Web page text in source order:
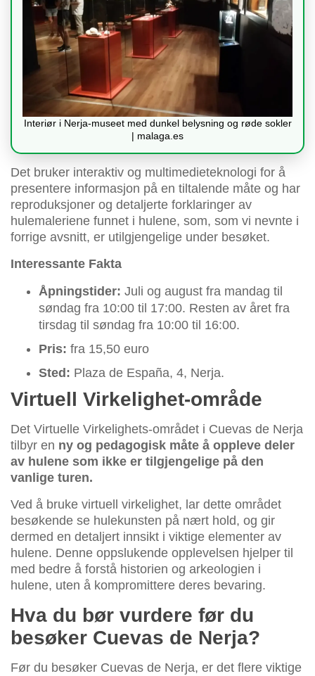
Interiør i Nerja-museet med dunkel belysning og røde sokler
| malaga.es
Det bruker interaktiv og multimedieteknologi for å
presentere informasjon på en tiltalende måte og har
reproduksjoner og detaljerte forklaringer av
hulemaleriene funnet i hulene, som, som vi nevnte i
forrige avsnitt, er utilgjengelige under besøket.
Interessante Fakta
Åpningstider: Juli og august fra mandag til
søndag fra 10:00 til 17:00. Resten av året fra
tirsdag til søndag fra 10:00 til 16:00.
Pris: fra 15,50 euro
Sted: Plaza de España, 4, Nerja.
Virtuell Virkelighet-område
Det Virtuelle Virkelighets-området i Cuevas de Nerja
tilbyr en ny og pedagogisk måte å oppleve deler
av hulene som ikke er tilgjengelige på den
vanlige turen.
Ved å bruke virtuell virkelighet, lar dette området
besøkende se hulekunsten på nært hold, og gir
dermed en detaljert innsikt i viktige elementer av
hulene. Denne oppslukende opplevelsen hjelper til
med bedre å forstå historien og arkeologien i
hulene, uten å kompromittere deres bevaring.
Hva du bør vurdere før du
besøker Cuevas de Nerja?
Før du besøker Cuevas de Nerja, er det flere viktige